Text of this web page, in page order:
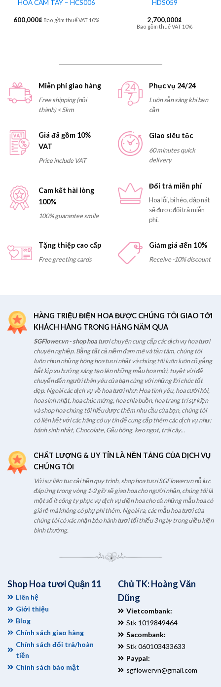
HOA CẦM TAY – HCS006
600,000₫ Bao gồm thuế VAT 10%
HDS059
2,700,000₫
Bao gồm thuế VAT 10%
Miễn phí giao hàng
Free shipping (nội
thành) < 5km
Phục vụ 24/24
Luôn sẵn sàng khi bạn
cần
Giá đã gồm 10%
VAT
Price include VAT
Giao siêu tốc
60 minutes quick
delivery
Cam kết hài lòng
100%
100% guarantee smile
Đổi trả miễn phí
Hoa lỗi, bị héo, dập nát
sẽ được đổi trả miễn
phí.
Tặng thiệp cao cấp
Free greeting cards
Giảm giá đến 10%
Receive -10% discount
HÀNG TRIỆU ĐIỆN HOA ĐƯỢC CHÚNG TÔI GIAO TỚI
KHÁCH HÀNG TRONG HẰNG NĂM QUA
SGFlower.vn - shop hoatươi chuyên cung cấp các dịch vụ hoa tươi
chuyên nghiệp. Bằng tất cả niềm đam mê và tận tâm, chúng tôi
luôn chọn những bông hoa tươi nhất và chúng tôi luôn luôn cố gắng
bắt kịp xu hướng sáng tạo lên những mẫu hoa mới, tuyệt vời để
chuyển đến người thân yêu của bạn cùng với những lời chúc tốt
đẹp. Ngoài các dịch vụ về hoa tươi như: Hoa tình yêu, hoa cưới hỏi,
hoa sinh nhật, hoa chúc mừng, hoa chia buồn, hoa trang trí sự kiện
và shop hoa chúng tôi hiểu được thêm nhu cầu của bạn, chúng tôi
có liên kết với các hãng có uy tín để cung cấp thêm các dịch vụ như:
bánh sinh nhật, Chocolate, Gấu bông, kẹo ngọt, trái cây...
CHẤT LƯỢNG & UY TÍN LÀ NỀN TẢNG CỦA DỊCH VỤ
CHÚNG TÔI
Với sự liên tục cải tiến quy trình, shop hoa tươi SGFlower.vn nỗ lực
đáp ứng trong vòng 1-2 giờ sẽ giao hoa cho người nhận, chúng tôi là
một số ít công ty phục vụ dịch vụ điện hoa cho cả những mẫu hoa có
giá rẽ mà không có phụ phí thêm. Ngoài ra, các mẫu hoa tươi của
chúng tôi có xác nhận bảo hành tươi tối thiểu 3 ngày trong điều kiện
bình thường.
Shop Hoa tươi Quận 11
Liên hệ
Giới thiệu
Blog
Chính sách giao hàng
Chính sách đổi trả/hoàn
tiền
Chính sách bảo mật
Chủ TK: Hoàng Văn
Dũng
Vietcombank:
Stk 1019849464
Sacombank:
Stk 060103433633
Paypal:
sgflowervn@gmail.com